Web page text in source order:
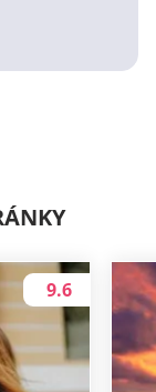
9.6